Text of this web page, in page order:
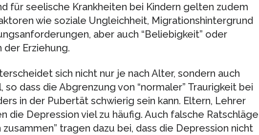
für seelische Krankheiten bei Kindern gelten zudem
wie soziale Ungleichheit, Migrationshintergrund
aber auch “Beliebigkeit” oder
der Erziehung.
sich nicht nur je nach Alter, sondern auch
so dass die Abgrenzung von “normaler” Traurigkeit bei
in der Pubertät schwierig sein kann. Eltern, Lehrer
die Depression viel zu häufig. Auch falsche Ratschläge
zusammen” tragen dazu bei, dass die Depression nicht